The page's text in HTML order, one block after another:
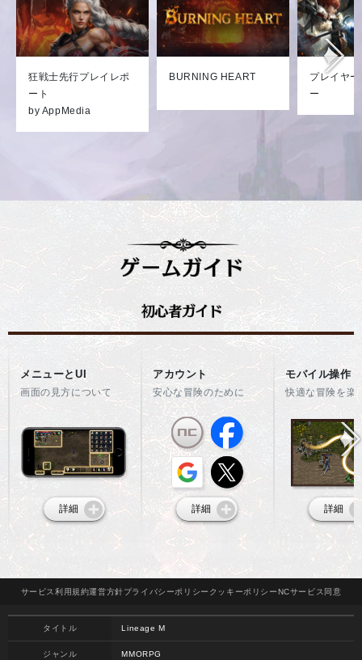
狂戦士先行プレイレポ
ート
by AppMedia
BURNING HEART
プレイヤ
ー
メニューとUI
画面の見方について
詳細
アカウント
安心な冒険のために
詳細
モバイル操作
快適な冒険を楽
詳細
サービス 利用規約運営方針プライバシーポリシー クッキーポリシーNCサービス 同意
タイトル Lineage M
ジャンル MMORPG